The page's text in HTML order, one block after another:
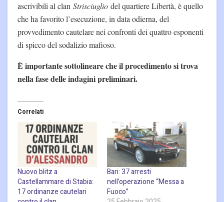
ascrivibili al clan Strisciuglio del quartiere Libertà, è quello
che ha favorito l’esecuzione, in data odierna, del
provvedimento cautelare nei confronti dei quattro esponenti
di spicco del sodalizio mafioso.
È importante sottolineare che il procedimento si trova
nella fase delle indagini preliminari.
Correlati
Nuovo blitz a
Castellammare di Stabia:
17 ordinanze cautelari
Bari: 37 arresti
nell’operazione “Messa a
Fuoco”